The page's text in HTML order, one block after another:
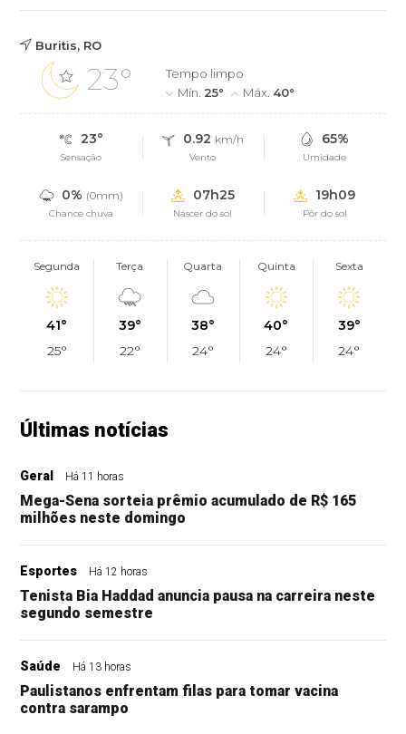
Buritis, RO
23°
Tempo limpo
Mín. 25° Máx. 40°
23°
Sensação
0.92 km/h
Vento
65%
Umidade
0% (0mm)
Chance chuva
07h25
Nascer do sol
19h09
Pôr do sol
Segunda
41°
25°
Terça
39°
22°
Quarta
38°
24°
Quinta
40°
24°
Sexta
39°
24°
Últimas notícias
Geral Há 11 horas
Mega-Sena sorteia prêmio acumulado de R$ 165
milhões neste domingo
Esportes Há 12 horas
Tenista Bia Haddad anuncia pausa na carreira neste
segundo semestre
Saúde Há 13 horas
Paulistanos enfrentam filas para tomar vacina
contra sarampo